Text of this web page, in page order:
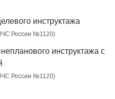
инструктажа
России №1120)
инструктажа с
России №1120)